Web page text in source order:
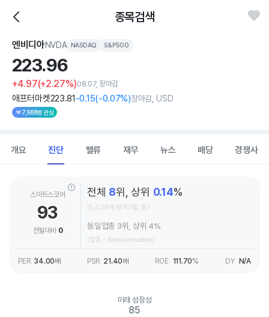
종목검색
엔비디아NVDA NASDAQ S&P500
223.96
+4.97(+2.27%)08.07, 장마감
애프터마켓223.81-0.15(-0.07%)장마감, USD
7,988명 관심
개요 진단 밸류 재무 뉴스 배당 경쟁사
스마트스코어
93
전월대비 0
전체 8위, 상위 0.14%
(5,629개 평가기업 중)
동일업종 3위, 상위 4%
(업종 - Semiconductors)
PER 34.00배 PSR 21.40배 ROE 111.70% DY N/A
미래 성장성
85